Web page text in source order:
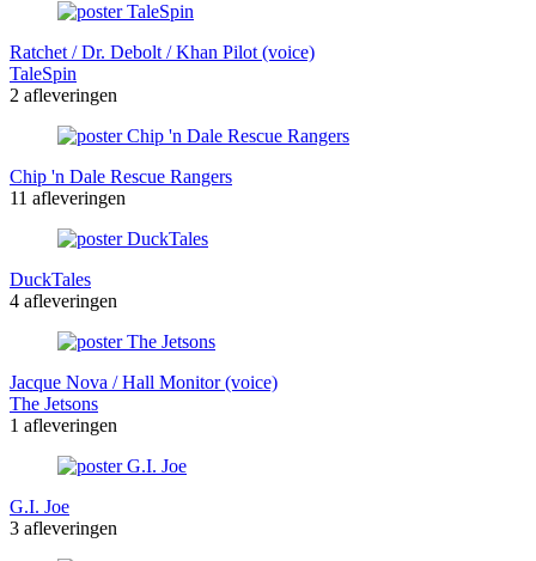
Ratchet / Dr. Debolt / Khan Pilot (voice)
TaleSpin
2 afleveringen
Chip 'n Dale Rescue Rangers
11 afleveringen
DuckTales
4 afleveringen
Jacque Nova / Hall Monitor (voice)
The Jetsons
1 afleveringen
G.I. Joe
3 afleveringen